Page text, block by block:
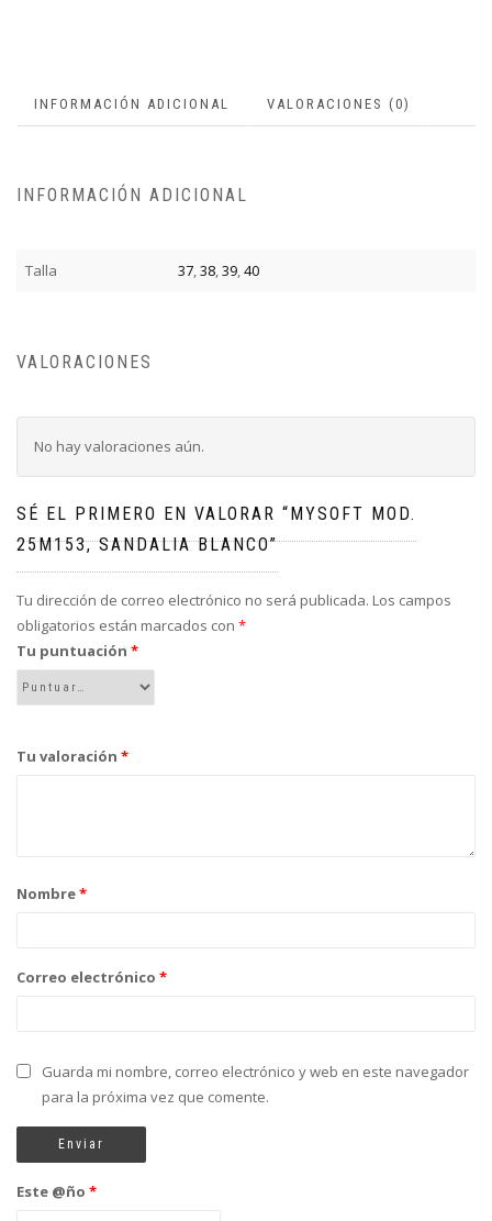
INFORMACIÓN ADICIONAL VALORACIONES (0)
INFORMACIÓN ADICIONAL
Talla 37,38,39,40
VALORACIONES
No hay valoraciones aún.
SÉ EL PRIMERO EN VALORAR “MYSOFT MOD.
25M153, SANDALIA BLANCO”
Tu dirección de correo electrónico no será publicada. Los campos
obligatorios están marcados con *
Tu puntuación *
Tu valoración *
Nombre*
Correo electrónico *
Guarda mi nombre, correo electrónico y web en este navegador
para la próxima vez que comente.
Este @ño *